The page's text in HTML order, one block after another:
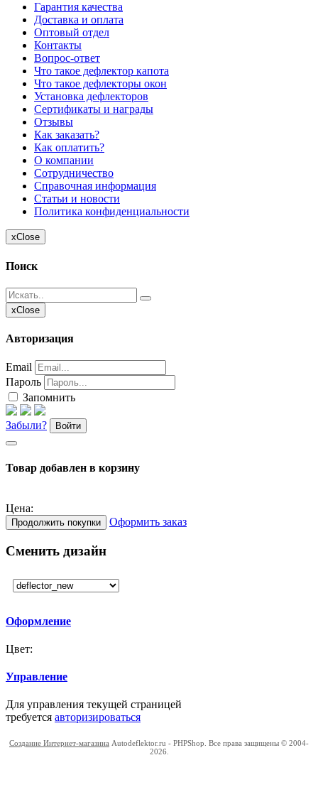
Гарантия качества
Доставка и оплата
Оптовый отдел
Контакты
Вопрос-ответ
Что такое дефлектор капота
Что такое дефлекторы окон
Установка дефлекторов
Сертификаты и награды
Отзывы
Как заказать?
Как оплатить?
О компании
Сотрудничество
Справочная информация
Статьи и новости
Политика конфиденциальности
xClose
Поиск
xClose
Авторизация
Email
Пароль
Запомнить
Забыли? Войти
Товар добавлен в корзину
Цена:
Продолжить покупки Оформить заказ
Сменить дизайн
Оформление
Цвет:
Управление
Для управления текущей страницей
требуется авторизироваться
Создание Интернет-магазина Autodeflektor.ru - PHPShop. Все права защищены © 2004-
2026.